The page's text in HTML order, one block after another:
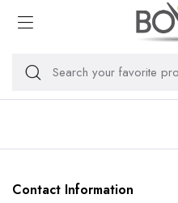
Contact Information